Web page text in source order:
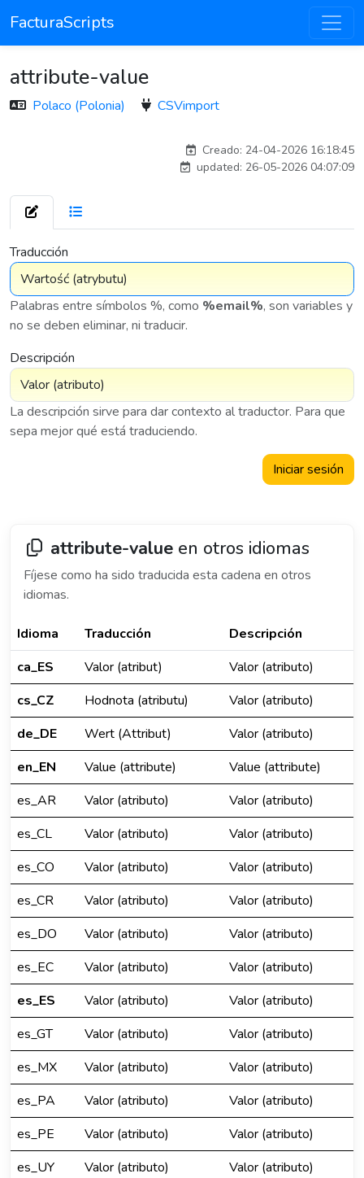
FacturaScripts
attribute-value
Polaco (Polonia) CSVimport
Creado: 24-04-2026 16:18:45
updated: 26-05-2026 04:07:09
Traducción
Palabras entre símbolos %, como %email%, son variables y
no se deben eliminar, ni traducir.
Descripción
La descripción sirve para dar contexto al traductor. Para que
sepa mejor qué está traduciendo.
Iniciar sesión
attribute-value en otros idiomas
Fíjese como ha sido traducida esta cadena en otros
idiomas.
Idioma Traducción
Descripción
ca_ES
Valor (atribut)
Valor (atributo)
cs_CZ
Hodnota (atributu)
Valor (atributo)
de_DE
Wert (Attribut)
Valor (atributo)
en_EN
Value (attribute)
Value (attribute)
es_AR
Valor (atributo)
Valor (atributo)
es_CL
Valor (atributo)
Valor (atributo)
es_CO
Valor (atributo)
Valor (atributo)
es_CR
Valor (atributo)
Valor (atributo)
es_DO
Valor (atributo)
Valor (atributo)
es_EC
Valor (atributo)
Valor (atributo)
es_ES
Valor (atributo)
Valor (atributo)
es_GT
Valor (atributo)
Valor (atributo)
es_MX
Valor (atributo)
Valor (atributo)
es_PA
Valor (atributo)
Valor (atributo)
es_PE
Valor (atributo)
Valor (atributo)
es_UY
Valor (atributo)
Valor (atributo)